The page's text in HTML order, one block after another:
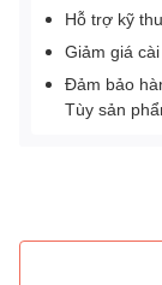
Hỗ trợ kỹ
Giảm giá
Đảm bảo
Tùy sản